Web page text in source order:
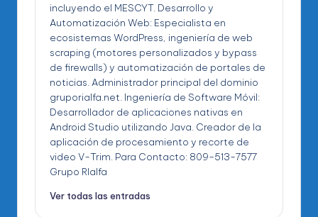
incluyendo el MESCYT. Desarrollo y
Automatización Web: Especialista en
ecosistemas WordPress, ingeniería de web
scraping (motores personalizados y bypass
de firewalls) y automatización de portales de
noticias. Administrador principal del dominio
gruporialfa.net. Ingeniería de Software Móvil:
Desarrollador de aplicaciones nativas en
Android Studio utilizando Java. Creador de la
aplicación de procesamiento y recorte de
video V-Trim. Para Contacto: 809-513-7577
Grupo RIalfa
Ver todas las entradas